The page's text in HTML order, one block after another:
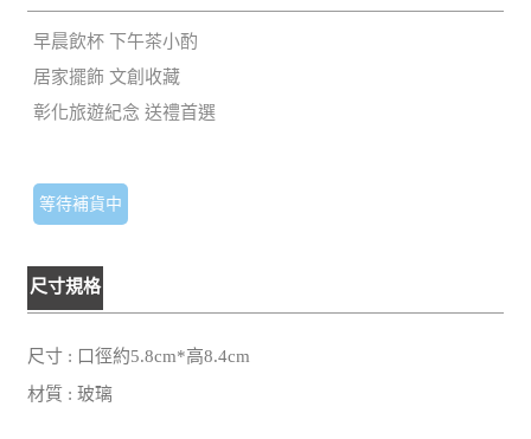
早晨飲杯 下午茶小酌
居家擺飾 文創收藏
彰化旅遊紀念 送禮首選
等待補貨中
尺寸規格
尺寸 : 口徑約5.8cm*高8.4cm
材質 : 玻璃